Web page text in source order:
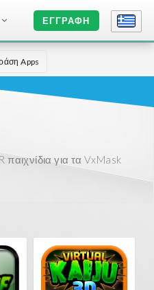
ΕΓΓΡΑΦΉ
Apps
για τα VxMask